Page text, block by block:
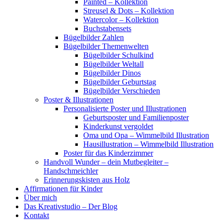
Painted – Kollektion
Streusel & Dots – Kollektion
Watercolor – Kollektion
Buchstabensets
Bügelbilder Zahlen
Bügelbilder Themenwelten
Bügelbilder Schulkind
Bügelbilder Weltall
Bügelbilder Dinos
Bügelbilder Geburtstag
Bügelbilder Verschieden
Poster & Illustrationen
Personalisierte Poster und Illustrationen
Geburtsposter und Familienposter
Kinderkunst vergoldet
Oma und Opa – Wimmelbild Illustration
Hausillustration – Wimmelbild Illustration
Poster für das Kinderzimmer
Handvoll Wunder – dein Mutbegleiter –
Handschmeichler
Erinnerungskisten aus Holz
Affirmationen für Kinder
Über mich
Das Kreativstudio – Der Blog
Kontakt